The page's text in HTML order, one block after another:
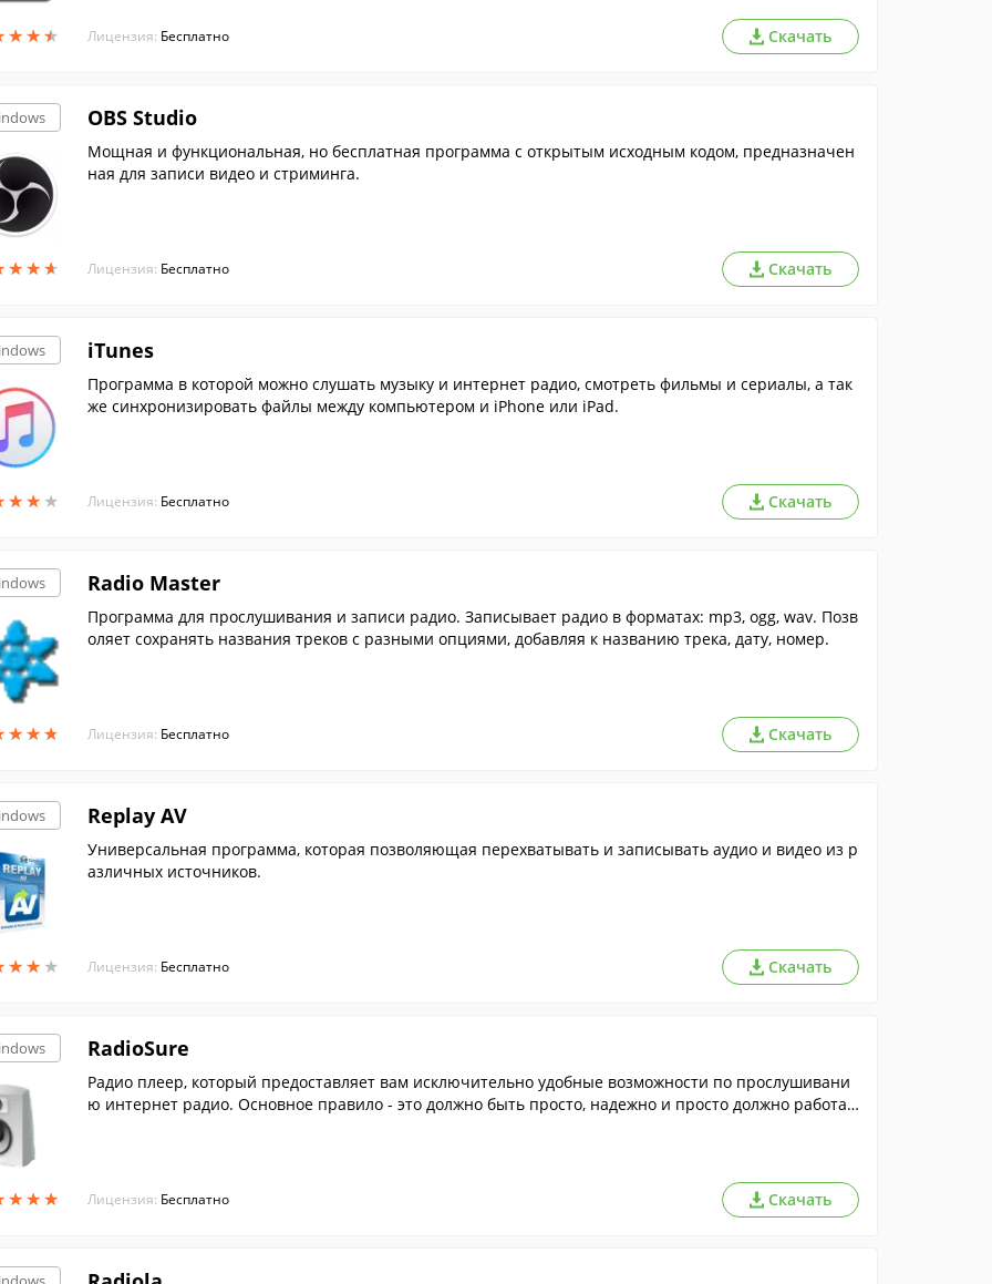
★★★
★★★ Лицензия: Бесплатно Скачать
★★★
★★★
OBS Studio
Мощная и функциональная, но бесплатная программа с открытым исходным кодом, предназначен
ная для записи видео и стриминга.
Лицензия: Бесплатно Скачать
★★ ★
★★ ★
iTunes
Программа в которой можно слушать музыку и интернет радио, смотреть фильмы и сериалы, а так
же синхронизировать файлы между компьютером и iPhone или iPad.
Лицензия: Бесплатно Скачать
★★★
★★★
Radio Master
Программа для прослушивания и записи радио. Записывает радио в форматах: mp3, ogg, wav. Позв
оляет сохранять названия треков с разными опциями, добавляя к названию трека, дату, номер.
Лицензия: Бесплатно Скачать
★★ ★
★★ ★
Replay AV
Универсальная программа, которая позволяющая перехватывать и записывать аудио и видео из р
азличных источников.
Лицензия: Бесплатно Скачать
★★★
★★★
RadioSure
Радио плеер, который предоставляет вам исключительно удобные возможности по прослушивани
ю интернет радио. Основное правило - это должно быть просто, надежно и просто должно работат
Лицензия: Бесплатно Скачать